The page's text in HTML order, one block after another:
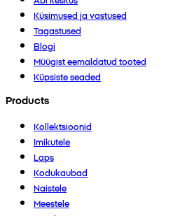
Küsimused ja vastused
Tagastused
Blogi
Müügist eemaldatud tooted
Küpsiste seaded
Products
Kollektsioonid
Imikutele
Laps
Kodukaubad
Naistele
Meestele